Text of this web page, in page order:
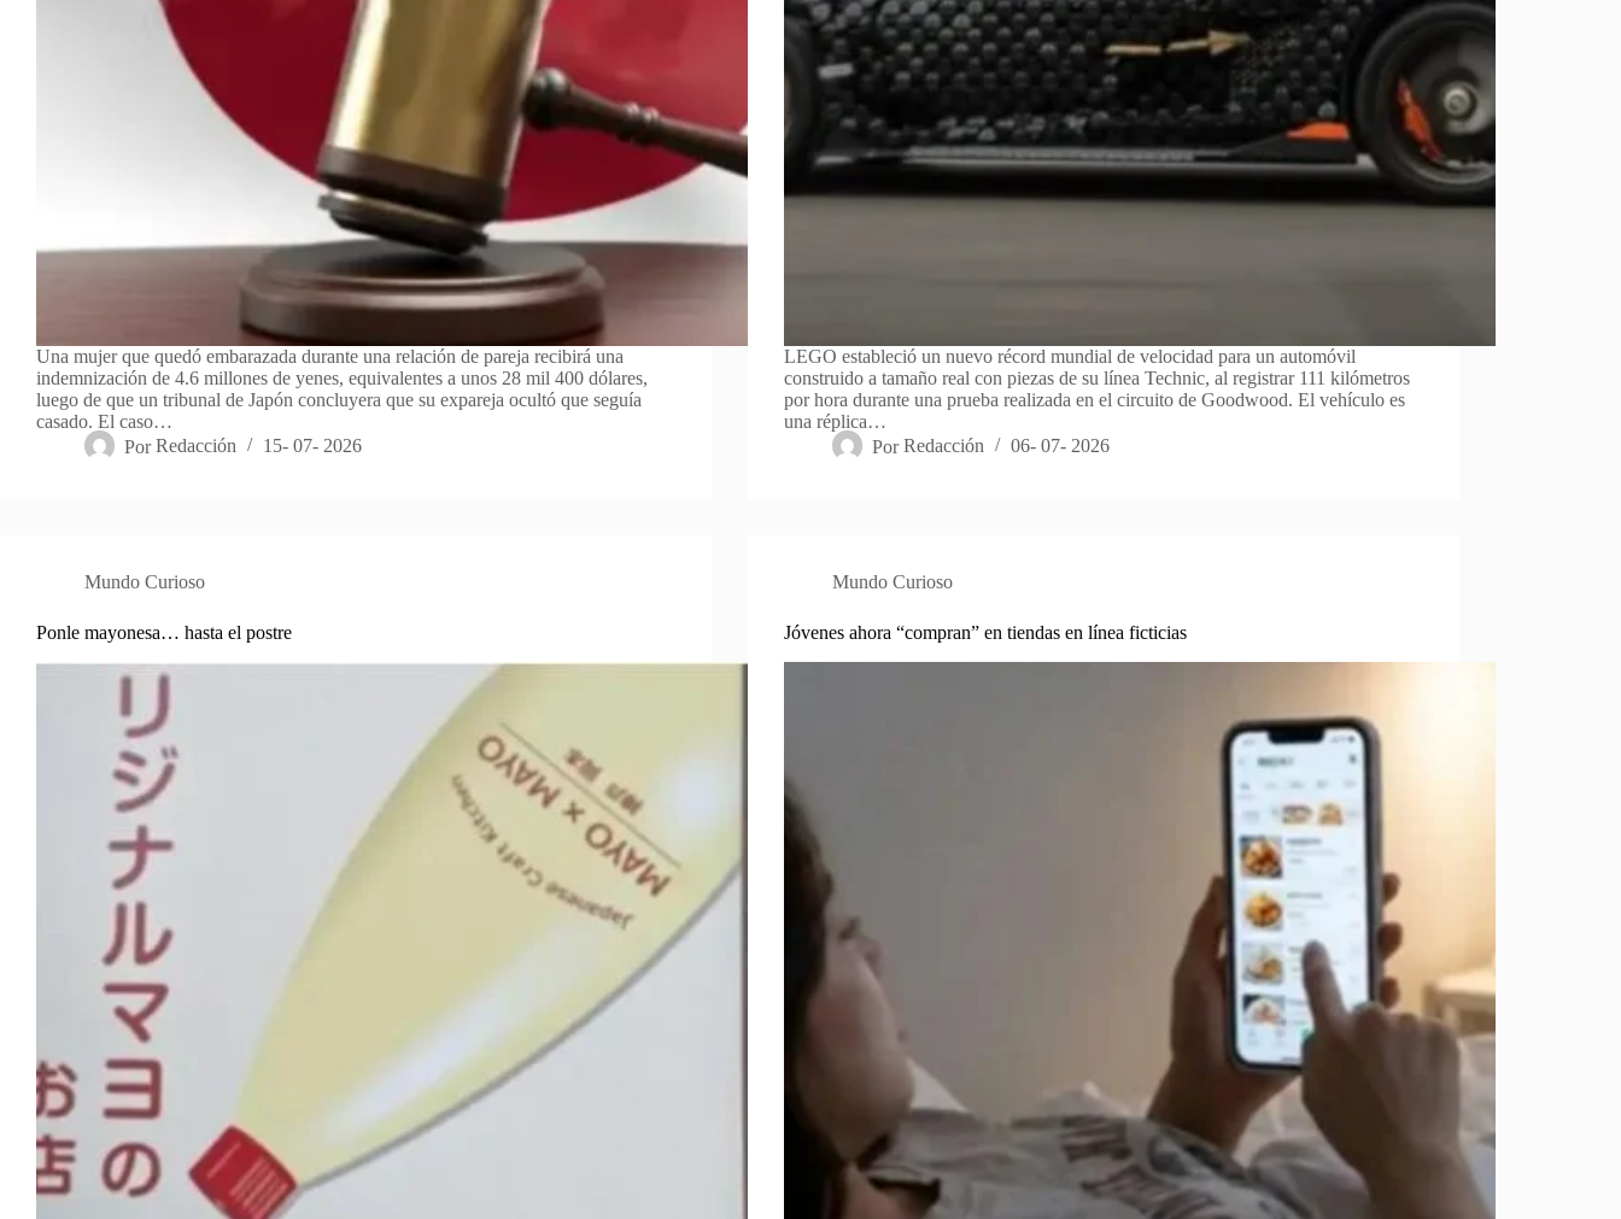
Una mujer que quedó embarazada durante una relación de pareja recibirá una
indemnización de 4.6 millones de yenes, equivalentes a unos 28 mil 400 dólares,
luego de que un tribunal de Japón concluyera que su expareja ocultó que seguía
casado. El caso…
Por Redacción 15- 07- 2026
LEGO estableció un nuevo récord mundial de velocidad para un automóvil
construido a tamaño real con piezas de su línea Technic, al registrar 111 kilómetros
por hora durante una prueba realizada en el circuito de Goodwood. El vehículo es
una réplica…
Por Redacción 06- 07- 2026
Mundo Curioso
Ponle mayonesa… hasta el postre
Mundo Curioso
Jóvenes ahora “compran” en tiendas en línea ficticias